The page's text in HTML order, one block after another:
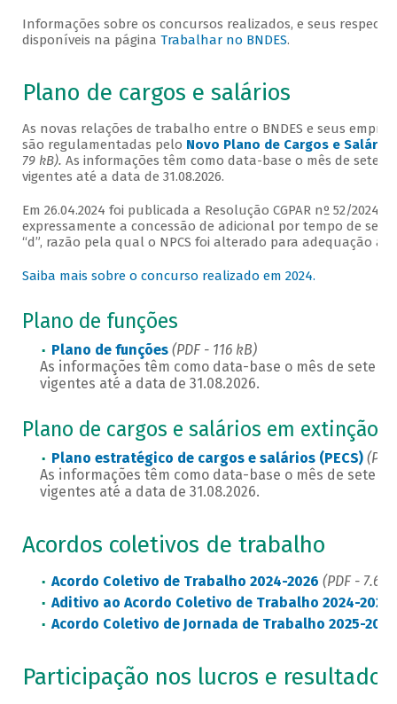
Informações sobre os concursos realizados, e seus
disponíveis na página Trabalhar no BNDES.
Plano de cargos e salários
As novas relações de trabalho entre o BNDES e seus
são regulamentadas pelo Novo Plano de Cargos e Salários
79 kB). As informações têm como data-base o mês de
vigentes até a data de 31.08.2026.
Em 26.04.2024 foi publicada a Resolução CGPAR nº 52/2024,
expressamente a concessão de adicional por tempo de
“d”, razão pela qual o NPCS foi alterado para adequação à
Saiba mais sobre o concurso realizado em 2024.
Plano de funções
Plano de funções(PDF - 116 kB)
As informações têm como data-base o mês de
vigentes até a data de 31.08.2026.
Plano de cargos e salários em extinção
Plano estratégico de cargos e salários (PECS)
As informações têm como data-base o mês de
vigentes até a data de 31.08.2026.
Acordos coletivos de trabalho
Acordo Coletivo de Trabalho 2024-2026 (PDF -
Aditivo ao Acordo Coletivo de Trabalho 2024-2026
Acordo Coletivo de Jornada de Trabalho 2025-2027
Participação nos lucros e resultados